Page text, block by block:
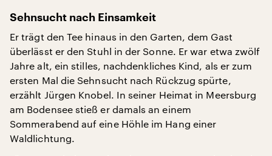
Sehnsucht nach Einsamkeit
Er trägt den Tee hinaus in den Garten, dem Gast
überlässt er den Stuhl in der Sonne. Er war etwa zwölf
Jahre alt, ein stilles, nachdenkliches Kind, als er zum
ersten Mal die Sehnsucht nach Rückzug spürte,
erzählt Jürgen Knobel. In seiner Heimat in Meersburg
am Bodensee stieß er damals an einem
Sommerabend auf eine Höhle im Hang einer
Waldlichtung.